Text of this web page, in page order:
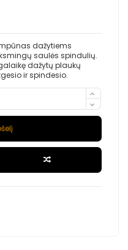
dažytiems
saulės spindulių.
dažytų plaukų
ir spindesio.